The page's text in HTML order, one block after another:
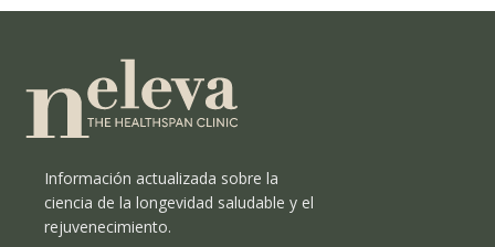
Información actualizada sobre la
ciencia de la longevidad saludable y el
rejuvenecimiento.